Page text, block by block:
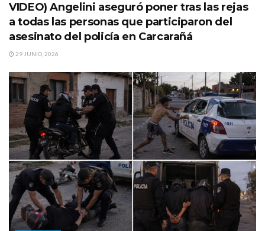
VIDEO) Angelini aseguró poner tras las rejas
a todas las personas que participaron del
asesinato del policía en Carcarañá
29 JUNIO, 2026